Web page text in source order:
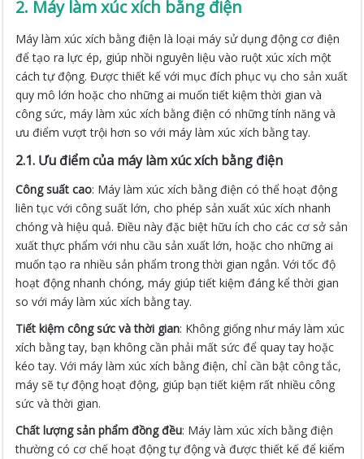
2. Máy làm xúc xích bằng điện
Máy làm xúc xích bằng điện là loại máy sử dụng động cơ điện
để tạo ra lực ép, giúp nhồi nguyên liệu vào ruột xúc xích một
cách tự động. Được thiết kế với mục đích phục vụ cho sản xuất
quy mô lớn hoặc cho những ai muốn tiết kiệm thời gian và
công sức, máy làm xúc xích bằng điện có những tính năng và
ưu điểm vượt trội hơn so với máy làm xúc xích bằng tay.
2.1. Ưu điểm của máy làm xúc xích bằng điện
Công suất cao: Máy làm xúc xích bằng điện có thể hoạt động
liên tục với công suất lớn, cho phép sản xuất xúc xích nhanh
chóng và hiệu quả. Điều này đặc biệt hữu ích cho các cơ sở sản
xuất thực phẩm với nhu cầu sản xuất lớn, hoặc cho những ai
muốn tạo ra nhiều sản phẩm trong thời gian ngắn. Với tốc độ
hoạt động nhanh chóng, máy giúp tiết kiệm đáng kể thời gian
so với máy làm xúc xích bằng tay.
Tiết kiệm công sức và thời gian: Không giống như máy làm xúc
xích bằng tay, bạn không cần phải mất sức để quay tay hoặc
kéo tay. Với máy làm xúc xích bằng điện, chỉ cần bật công tắc,
máy sẽ tự động hoạt động, giúp bạn tiết kiệm rất nhiều công
sức và thời gian.
Chất lượng sản phẩm đồng đều: Máy làm xúc xích bằng điện
thường có cơ chế hoạt động tự động và được thiết kế để kiểm